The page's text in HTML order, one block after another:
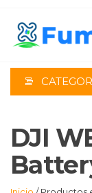
contenido
DJI